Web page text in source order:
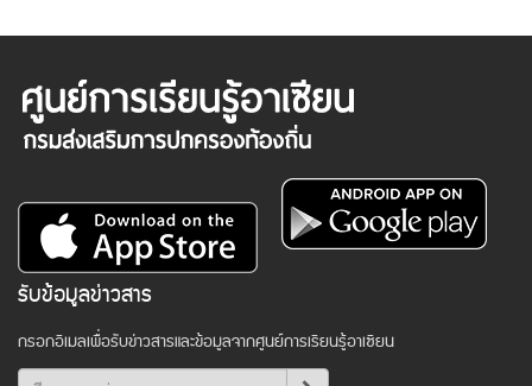
รับข้อมูลข่าวสาร
กรอกอีเมลเพื่อรับข่าวสารและข้อมูลจากศูนย์การเรียนรู้อาเซียน